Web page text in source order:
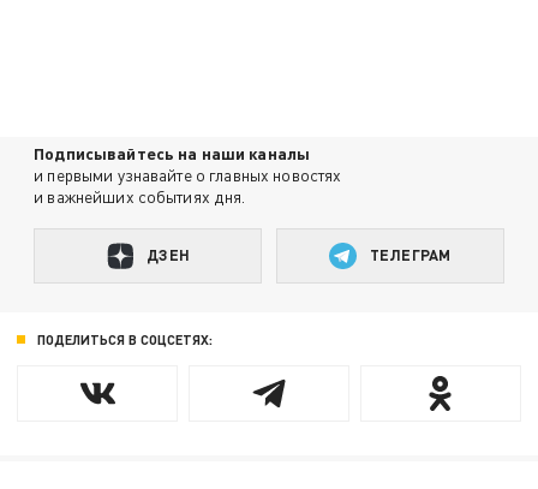
Подписывайтесь на наши каналы
и первыми узнавайте о главных новостях
и важнейших событиях дня.
ДЗЕН ТЕЛЕГРАМ
ПОДЕЛИТЬСЯ В СОЦСЕТЯХ: